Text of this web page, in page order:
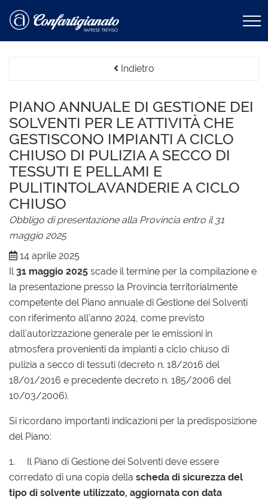
Indietro
PIANO ANNUALE DI GESTIONE DEI
SOLVENTI PER LE ATTIVITÀ CHE
GESTISCONO IMPIANTI A CICLO
CHIUSO DI PULIZIA A SECCO DI
TESSUTI E PELLAMI E
PULITINTOLAVANDERIE A CICLO
CHIUSO
Obbligo di presentazione alla Provincia entro il 31
maggio 2025
14 aprile 2025
Il31 maggio 2025 scade il termine per la compilazione e
la presentazione presso la Provincia territorialmente
competente del Piano annuale di Gestione dei Solventi
con riferimento all’anno 2024, come previsto
dall’autorizzazione generale per le emissioni in
atmosfera provenienti da impianti a ciclo chiuso di
pulizia a secco di tessuti (decreto n. 18/2016 del
18/01/2016 e precedente decreto n. 185/2006 del
10/03/2006).
Si ricordano importanti indicazioni per la predisposizione
del Piano:
1. Il Piano di Gestione dei Solventi deve essere
corredato di una copia della scheda di sicurezza del
tipo di solvente utilizzato, aggiornata con data